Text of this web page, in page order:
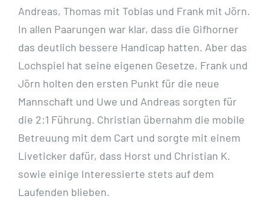
Andreas, Thomas mit Tobias und Frank mit Jörn.
In allen Paarungen war klar, dass die Gifhorner
das deutlich bessere Handicap hatten. Aber das
Lochspiel hat seine eigenen Gesetze, Frank und
Jörn holten den ersten Punkt für die neue
Mannschaft und Uwe und Andreas sorgten für
die 2:1 Führung. Christian übernahm die mobile
Betreuung mit dem Cart und sorgte mit einem
Liveticker dafür, dass Horst und Christian K.
sowie einige Interessierte stets auf dem
Laufenden blieben.